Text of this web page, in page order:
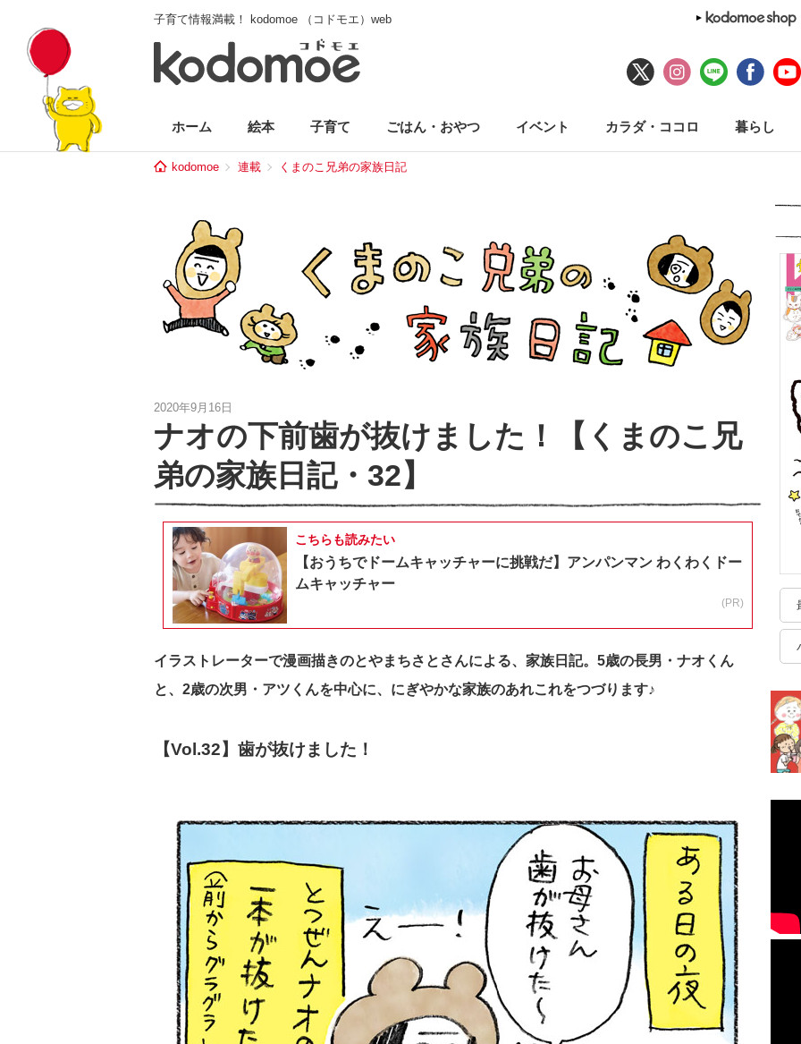
子育て情報満載！ kodomoe （コドモエ）web
ホーム 絵本 子育て ごはん・おやつ イベント カラダ・ココロ 暮らし
kodomoe 連載 くまのこ兄弟の家族日記
2020年9月16日
ナオの下前歯が抜けました！【くまのこ兄
弟の家族日記・32】
こちらも読みたい
【おうちでドームキャッチャーに挑戦だ】アンパンマン わくわくドー
ムキャッチャー
(PR)
イラストレーターで漫画描きのとやまちさとさんによる、家族日記。5歳の長男・ナオくん
と、2歳の次男・アツくんを中心に、にぎやかな家族のあれこれをつづります♪
【Vol.32】歯が抜けました！